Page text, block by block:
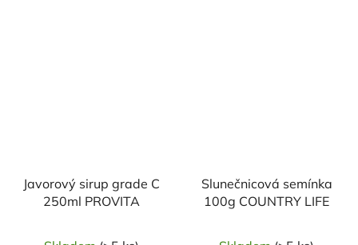
Javorový sirup grade C
250ml PROVITA
Slunečnicová semínka
100g COUNTRY LIFE